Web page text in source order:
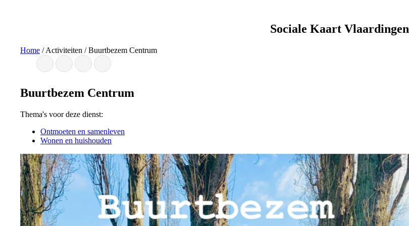
Sociale Kaart Vlaardingen
Home /Activiteiten /Buurtbezem Centrum
Buurtbezem Centrum
Thema's voor deze dienst:
Ontmoeten en samenleven
Wonen en huishouden